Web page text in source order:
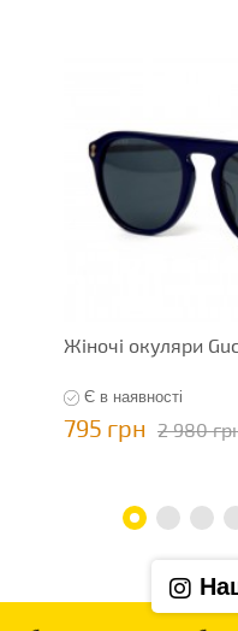
Жіночі окуляри
Є в наявності
795 грн 2 980